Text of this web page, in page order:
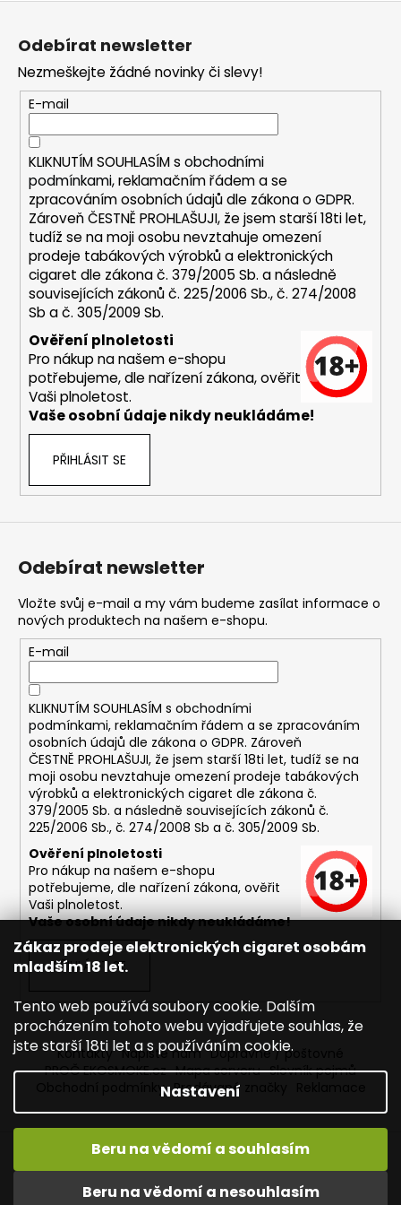
Zákaz prodeje elektronických cigaret osobám
mladším 18 let.
Tento web používá soubory cookie. Dalším
procházením tohoto webu vyjadřujete souhlas, že
jste starší 18ti let a s používáním cookie.
Nastavení
Beru na vědomí a nesouhlasím
Beru na vědomí a souhlasím
j
í
t
?
HLEDAT
D
o
u
m
e
BVC
HLAVA
1,8OHM
43
Kč
Odebírat newsletter
Nezmeškejte žádné novinky či slevy!
E-mail
KLIKNUTÍM SOUHLASÍM s obchodními
podmínkami,reklamačním řádem a se
zpracováním osobních údajů dle zákona oGDPR.
Zároveň ČESTNĚ PROHLAŠUJI, že jsem starší 18ti let,
tudíž se na moji osobu nevztahuje omezení
prodeje tabákových výrobků a elektronických
cigaret dle zákona č. 379/2005 Sb. a následně
souvisejících zákonů č. 225/2006 Sb., č. 274/2008
Sb a č. 305/2009 Sb.
Ověření plnoletosti
Pro nákup na našem e-shopu
potřebujeme, dle nařízení zákona, ověřit
Vaši plnoletost.
Vaše osobní údaje nikdy neukládáme!
PŘIHLÁSIT SE
Odebírat newsletter
Vložte svůj e-mail a my vám budeme zasílat informace o
nových produktech na našem e-shopu.
E-mail
KLIKNUTÍM SOUHLASÍM s obchodními
podmínkami, reklamačním řádem a se zpracováním
osobních údajů dle zákona o GDPR. Zároveň
ČESTNĚ PROHLAŠUJI, že jsem starší 18ti let, tudíž se na
moji osobu nevztahuje omezení prodeje tabákových
výrobků a elektronických cigaret dle zákona č.
379/2005 Sb. a následně souvisejících zákonů č.
225/2006 Sb., č. 274/2008 Sb a č. 305/2009 Sb.
Ověření plnoletosti
Pro nákup na našem e-shopu
potřebujeme, dle nařízení zákona, ověřit
Vaši plnoletost.
Vaše osobní údaje nikdy neukládáme!
PŘIHLÁSIT SE
Kontakty Napište nám Dopravné / poštovné
PROČ EKOSMOKE.cz Mapa serveru Slovník pojmů
Obchodní podmínky Prodávané značky
Vytvořil Shoptet
Copyright 2026EKOSMOKE - Specialista na e-cigarety.
Všechna práva vyhrazena. Upravit nastavení cookies